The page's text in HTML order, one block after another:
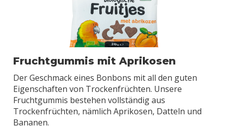
Fruchtgummis mit Aprikosen
Der Geschmack eines Bonbons mit all den guten
Eigenschaften von Trockenfrüchten. Unsere
Fruchtgummis bestehen vollständig aus
Trockenfrüchten, nämlich Aprikosen, Datteln und
Bananen.